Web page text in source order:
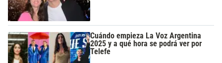
Cuándo empieza La Voz Argentina
2025 y a qué hora se podrá ver por
Telefe